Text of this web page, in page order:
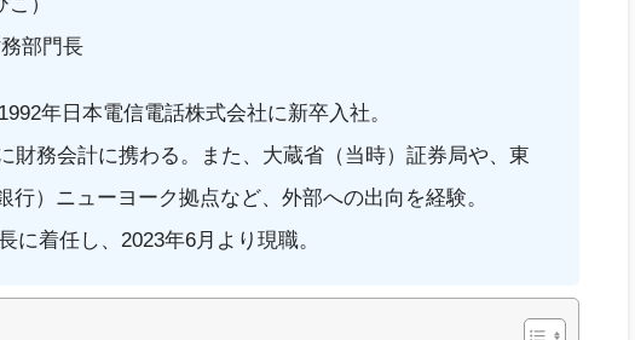
部門長
年日本電信電話株式会社に新卒入社。
財務会計に携わる。また、大蔵省（当時）証券局や、東
行）ニューヨーク拠点など、外部への出向を経験。
に着任し、2023年6月より現職。